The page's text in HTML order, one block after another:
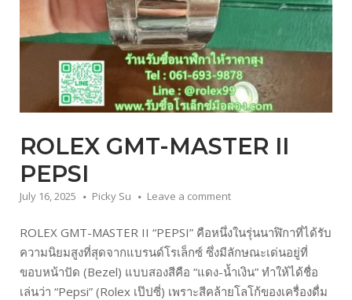
ROLEX GMT-MASTER II
PEPSI
July 16, 2025 Picky Su Leave a comment
ROLEX GMT-MASTER II “PEPSI” คือหนึ่งในรุ่นนาฬิกาที่ได้รับ
ความนิยมสูงที่สุดจากแบรนด์โรเล็กซ์ ซึ่งมีลักษณะเด่นอยู่ที่
ขอบหน้าปัด (Bezel) แบบสองสีคือ “แดง-น้ำเงิน” ทำให้ได้ชื่อ
เล่นว่า “Pepsi” (Rolex เป๊ปซี่) เพราะสีคล้ายโลโก้ของเครื่องดื่ม